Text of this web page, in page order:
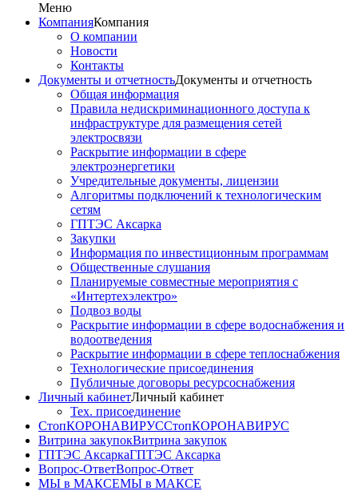
Меню
КомпанияКомпания
О компании
Новости
Контакты
Документы и отчетностьДокументы и отчетность
Общая информация
Правила недискриминационного доступа к
инфраструктуре для размещения сетей
электросвязи
Раскрытие информации в сфере
электроэнергетики
Учредительные документы, лицензии
Алгоритмы подключений к технологическим
сетям
ГПТЭС Аксарка
Закупки
Информация по инвестиционным программам
Общественные слушания
Планируемые совместные мероприятия с
«Интертехэлектро»
Подвоз воды
Раскрытие информации в сфере водоснабжения и
водоотведения
Раскрытие информации в сфере теплоснабжения
Технологические присоединения
Публичные договоры ресурсоснабжения
Личный кабинетЛичный кабинет
Тех. присоединение
СтопКОРОНАВИРУССтопКОРОНАВИРУС
Витрина закупокВитрина закупок
ГПТЭС АксаркаГПТЭС Аксарка
Вопрос-ОтветВопрос-Ответ
МЫ в МАКСЕМЫ в МАКСЕ